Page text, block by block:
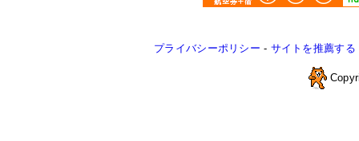
プライバシーポリシー - サイトを推薦する